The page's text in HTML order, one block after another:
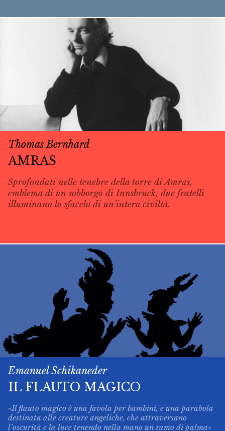
Thomas Bernhard
AMRAS
Sprofondati nelle tenebre della torre di Amras,
emblema di un sobborgo di Innsbruck, due fratelli
illuminano lo sfacelo di un’intera civiltà.
Emanuel Schikaneder
IL FLAUTO MAGICO
«Il flauto magico è una favola per bambini, e una parabola
destinata alle creature angeliche, che attraversano
l’oscurità e la luce tenendo nella mano un ramo di palma»